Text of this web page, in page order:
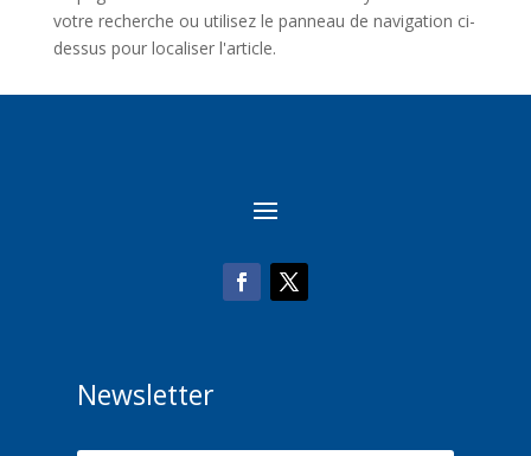
votre recherche ou utilisez le panneau de navigation ci-
dessus pour localiser l'article.
Newsletter